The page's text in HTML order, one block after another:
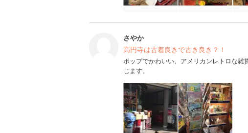
さやか
高円寺は古着良きで古き良き？！
ポップでかわいい、アメリカンレトロな
じます。